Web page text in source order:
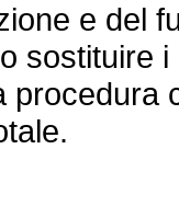
e del
sostituire